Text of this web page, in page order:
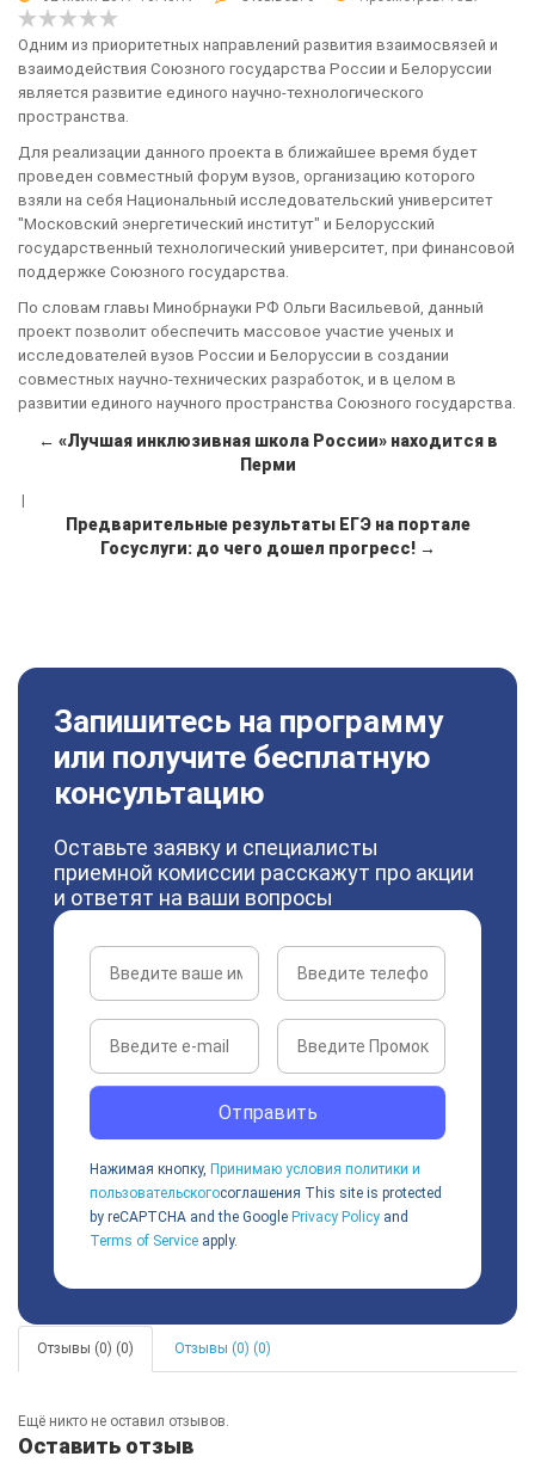
Одним из приоритетных направлений развития взаимосвязей и
взаимодействия Союзного государства России и Белоруссии
является развитие единого научно-технологического
пространства.
Для реализации данного проекта в ближайшее время будет
проведен совместный форум вузов, организацию которого
взяли на себя Национальный исследовательский университет
"Московский энергетический институт" и Белорусский
государственный технологический университет, при финансовой
поддержке Союзного государства.
По словам главы Минобрнауки РФ Ольги Васильевой, данный
проект позволит обеспечить массовое участие ученых и
исследователей вузов России и Белоруссии в создании
совместных научно-технических разработок, и в целом в
развитии единого научного пространства Союзного государства.
← «Лучшая инклюзивная школа России» находится в
Перми
Предварительные результаты ЕГЭ на портале
Госуслуги: до чего дошел прогресс! →
Запишитесь на программу
или получите бесплатную
консультацию
Оставьте заявку и специалисты
приемной комиссии расскажут про акции
и ответят на ваши вопросы
Отправить
Нажимая кнопку, Принимаю условия политики и
пользовательскогосоглашения This site is protected
by reCAPTCHA and the Google Privacy Policy and
Terms of Service apply.
Отзывы (0) (0) Отзывы (0) (0)
Ещё никто не оставил отзывов.
Оставить отзыв